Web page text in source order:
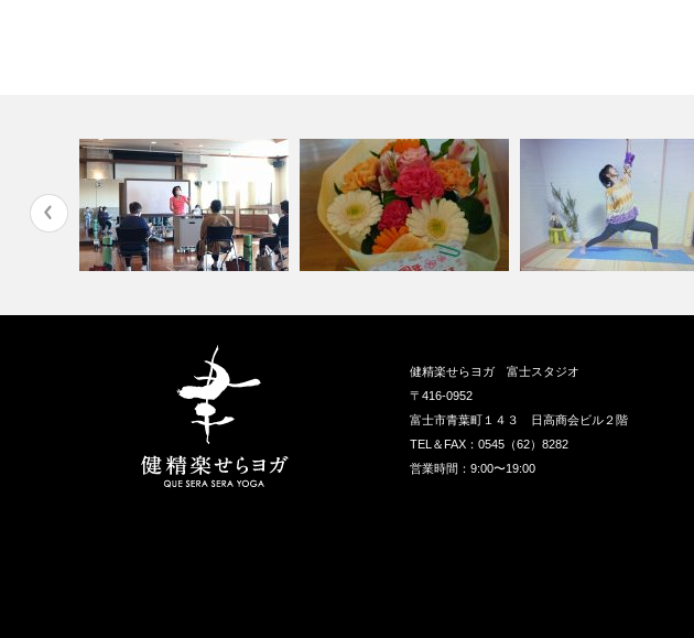
健精楽せらヨガ 富士スタジオ
〒416-0952
富士市青葉町１４３ 日高商会ビル２階
TEL＆FAX：0545（62）8282
営業時間：9:00〜19:00